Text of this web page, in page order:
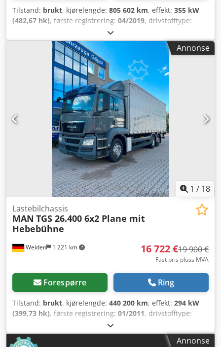
Tilstand: brukt, kjørelengde: 805 602 km, effekt: 355 kW
(482,67 hk), første registrering: 04/2019, drivstofftype:
, totalvekt:
akselkonfigurasjon:2 aksler, akselavstand:3 800 mm,
intarder, førerhus:sovehytte
, girtype:
, utslippsklasse:Euro 6 , fjæring:
antall senger:2, antall seter: 2, Utstyr:ABS, aircondition,
cruise control, differensialsperre, ekstra frontlykter,
kjørecomputer, lastebilregistrering, navigasjonssystem,
parkeringsvarmer, sentral låsing, spoiler, trykkluftbrems
Annonse
1 / 18
Weiden 1 221 km
Lastebilchassis
MAN TGS 26.400 6x2 Plane mit
Hebebühne
16 722 €19 900 €
Fast pris pluss MVA
Forespørre Ring
Tilstand: brukt, kjørelengde: 440 200 km, effekt: 294 kW
(399,73 hk), første registrering: 01/2011, drivstofftype:
, akselkonfigurasjon:
farge:grå, girtype:automatisk, utslippsklasse:Euro 5,
total lengde:
2 300 mm , total
Annonse